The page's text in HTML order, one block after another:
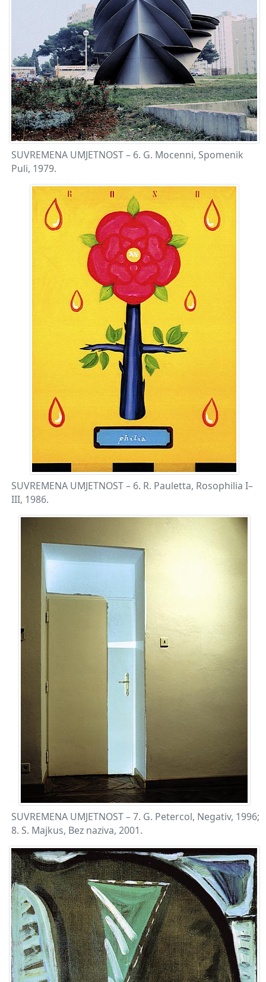
SUVREMENA UMJETNOST – 6. G. Mocenni, Spomenik
Puli, 1979.
SUVREMENA UMJETNOST – 6. R. Pauletta, Rosophilia I–
III, 1986.
SUVREMENA UMJETNOST – 7. G. Petercol, Negativ, 1996;
8. S. Majkus, Bez naziva, 2001.